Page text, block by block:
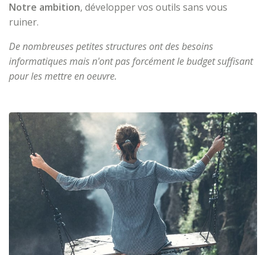
Notre ambition, développer vos outils sans vous
ruiner.
De nombreuses petites structures ont des besoins
informatiques mais n'ont pas forcément le budget suffisant
pour les mettre en oeuvre.